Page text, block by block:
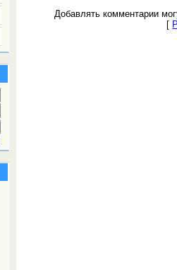
Добавлять комментарии
[